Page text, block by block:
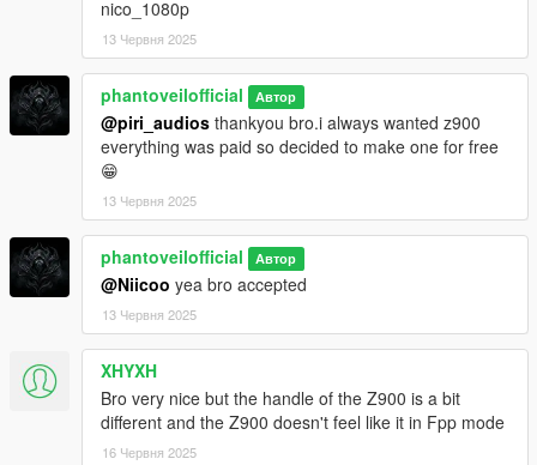
nico_1080p
13 Червня 2025
phantoveilofficial Автор
@piri_audios thankyou bro.i always wanted z900
everything was paid so decided to make one for free
😁
13 Червня 2025
phantoveilofficial Автор
@Niicoo yea bro accepted
13 Червня 2025
XHYXH
Bro very nice but the handle of the Z900 is a bit
different and the Z900 doesn't feel like it in Fpp mode
16 Червня 2025